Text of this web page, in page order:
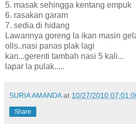
5. masak sehingga kentang empuk
6. rasakan garam
7. sedia di hidang
Lawannya goreng la ikan masin
olls..nasi panas plak lagi
kan...gerenti tambah nasi 5 kali...
lapar la pulak.....
SURIA AMANDA at 10/27/2010
Share